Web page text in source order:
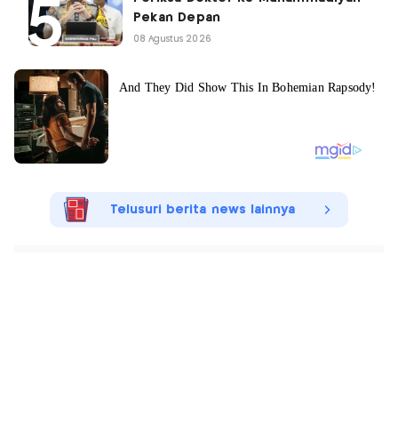
Pekan Depan
08 Agustus 2026
Telusuri berita news lainnya